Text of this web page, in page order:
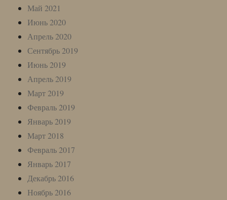
Май 2021
Июнь 2020
Апрель 2020
Сентябрь 2019
Июнь 2019
Апрель 2019
Март 2019
Февраль 2019
Январь 2019
Март 2018
Февраль 2017
Январь 2017
Декабрь 2016
Ноябрь 2016